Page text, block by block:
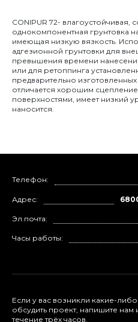
CONIPUR 72- влагоустойчивая,
однокомпонентная грунтовка
имеющая низкую вязкость.
адгезионной грунтовки для
превышения времени
или для ретоппинга
предварительно изготовленных
отличается хорошим
поверхностями, имеет низкий
наносится.
Телефон:
Адрес:
Эл.почта:
Часы работы:
Если у вас возникли какие-
обсудить проект, напишите нам
течение трёх часов.